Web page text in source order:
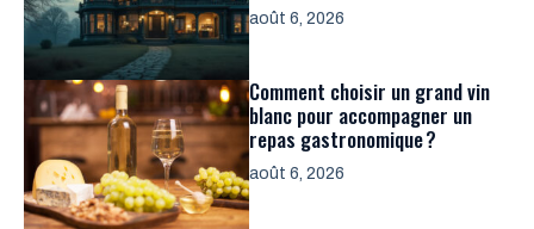
août 6, 2026
Comment choisir un grand vin
blanc pour accompagner un
repas gastronomique ?
août 6, 2026